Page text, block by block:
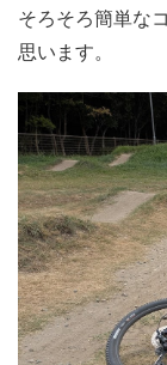
そろそろ簡単な
思います。